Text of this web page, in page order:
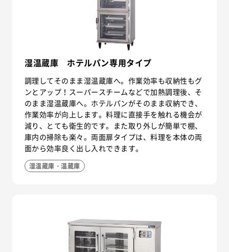
湿温蔵庫 ホテルパン専用タイプ
調理してそのまま湿温蔵庫へ。作業効率も収納性もグ
ンとアップ！スーパースチームなどで加熱調理後、そ
のまま湿温蔵庫へ。ホテルパンがそのまま収納でき、
作業効率が向上します。料理に直接手を触れる機会が
減り、とても衛生的です。また取り外しが簡単で棚、
庫内の掃除も楽々。両面扉タイプは、料理を本体の両
面から効率良く出し入れできます。
湿温蔵庫・温蔵庫